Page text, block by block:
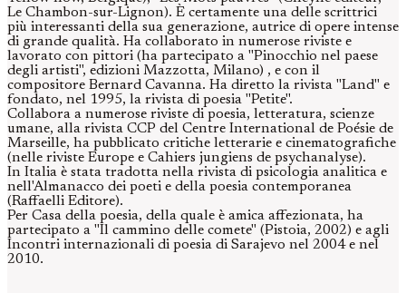
Le Chambon-sur-Lignon). È certamente una delle scrittrici
più interessanti della sua generazione, autrice di opere intense
di grande qualità. Ha collaborato in numerose riviste e
lavorato con pittori (ha partecipato a "Pinocchio nel paese
degli artisti", edizioni Mazzotta, Milano) , e con il
compositore Bernard Cavanna. Ha diretto la rivista "Land" e
fondato, nel 1995, la rivista di poesia "Petite".
Collabora a numerose riviste di poesia, letteratura, scienze
umane, alla rivista CCP del Centre International de Poésie de
Marseille, ha pubblicato critiche letterarie e cinematografiche
(nelle riviste Europe e Cahiers jungiens de psychanalyse).
In Italia è stata tradotta nella rivista di psicologia analitica e
nell'Almanacco dei poeti e della poesia contemporanea
(Raffaelli Editore).
Per Casa della poesia, della quale è amica affezionata, ha
partecipato a "Il cammino delle comete" (Pistoia, 2002) e agli
Incontri internazionali di poesia di Sarajevo nel 2004 e nel
2010.